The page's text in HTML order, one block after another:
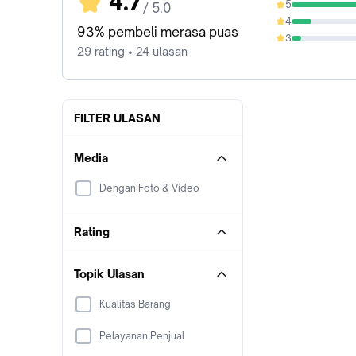
/ 5.0
93% pembeli merasa puas
29 rating • 24 ulasan
5
79.31%
4
13.79%
3
6.9%
FILTER ULASAN
Media
Dengan Foto & Video
Rating
Topik Ulasan
Kualitas Barang
Pelayanan Penjual